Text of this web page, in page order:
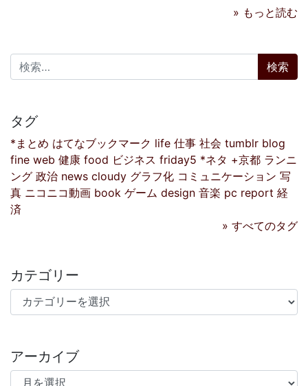
» もっと読む
検索:
タグ
*まとめ はてなブックマーク life 仕事 社会 tumblr blog
fine web 健康 food ビジネス friday5 *ネタ +京都 ランニ
ング 政治 news cloudy グラフ化 コミュニケーション 写
真 ニコニコ動画 book ゲーム design 音楽 pc report 経
済
» すべてのタグ
カテゴリー
カテゴリー
アーカイブ
アーカイブ